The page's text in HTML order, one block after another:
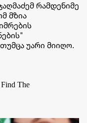
რამდენიმე
მზია
უარი მიიღო.
Find The